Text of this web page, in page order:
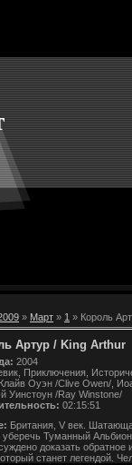
» Март » 1 » Король
Артур / King Arthur
2004
Приключения,
Клайв Оуэн /Clive Owen/,
Уинстоун /Ray Winstone/
02:15:51
Британия, V век.
уберечь Туманный
доказать
станет легендой.